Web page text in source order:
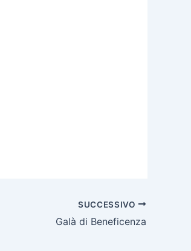
SUCCESSIVO
Galà di Beneficenza